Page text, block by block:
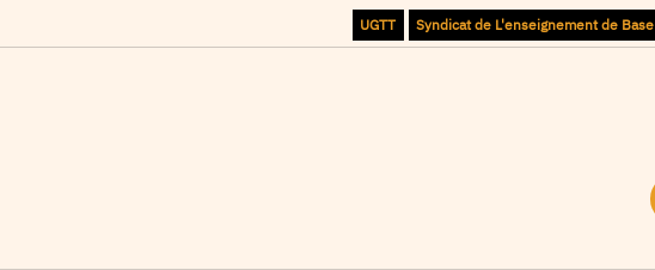
Syndicat de L'enseignement de Base
UGTT